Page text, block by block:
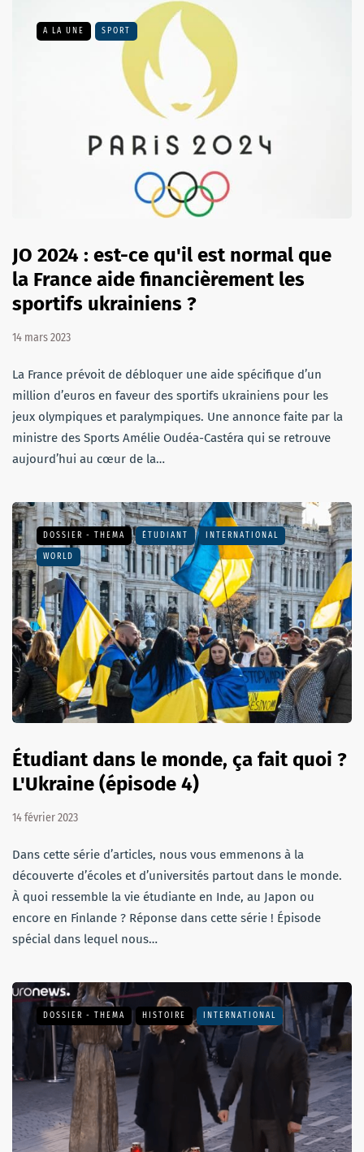
A LA UNE SPORT
JO 2024 : est-ce qu'il est normal que
la France aide financièrement les
sportifs ukrainiens ?
14 mars 2023
La France prévoit de débloquer une aide spécifique d’un
million d’euros en faveur des sportifs ukrainiens pour les
jeux olympiques et paralympiques. Une annonce faite par la
ministre des Sports Amélie Oudéa-Castéra qui se retrouve
aujourd’hui au cœur de la…
DOSSIER - THEMA ÉTUDIANT INTERNATIONAL
WORLD
Étudiant dans le monde, ça fait quoi ?
L'Ukraine (épisode 4)
14 février 2023
Dans cette série d’articles, nous vous emmenons à la
découverte d’écoles et d’universités partout dans le monde.
À quoi ressemble la vie étudiante en Inde, au Japon ou
encore en Finlande ? Réponse dans cette série ! Épisode
spécial dans lequel nous…
DOSSIER - THEMA HISTOIRE INTERNATIONAL